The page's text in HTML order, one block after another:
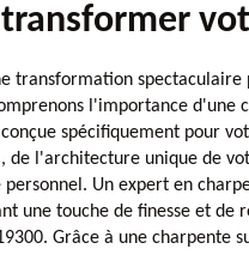
transformation spectaculaire
l'importance d'une
spécifiquement pour
de l'architecture unique de
Un expert en
une touche de finesse et de
Grâce à une charpente